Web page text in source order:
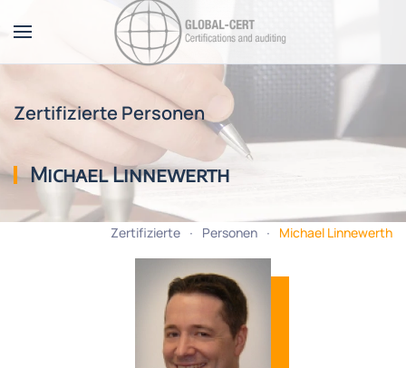
Zum Hauptinhalt springen
Zertifizierte Personen
Michael Linnewerth
Zertifizierte Personen Michael Linnewerth